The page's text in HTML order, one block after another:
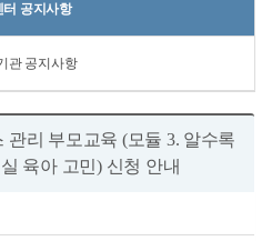
터 공지사항
관 공지사항
리 부모교육 (모듈 3. 알수록
육아 고민) 신청 안내